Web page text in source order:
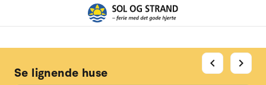
Se lignende huse
chevron_left chevron_right